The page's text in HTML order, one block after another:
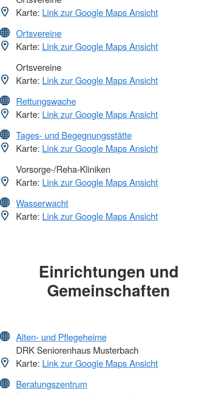
Karte: Link zur Google Maps Ansicht
Ortsvereine
Karte: Link zur Google Maps Ansicht
Ortsvereine
Karte: Link zur Google Maps Ansicht
Rettungswache
Karte: Link zur Google Maps Ansicht
Tages- und Begegnungsstätte
Karte: Link zur Google Maps Ansicht
Vorsorge-/Reha-Kliniken
Karte: Link zur Google Maps Ansicht
Wasserwacht
Karte: Link zur Google Maps Ansicht
Einrichtungen und
Gemeinschaften
Alten- und Pflegeheime
DRK Seniorenhaus Musterbach
Karte: Link zur Google Maps Ansicht
Beratungszentrum